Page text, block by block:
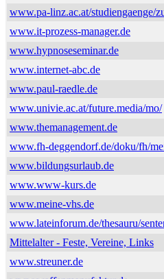
www.pa-linz.ac.at/studiengaenge/
www.it-prozess-manager.de
www.hypnoseseminar.de
www.internet-abc.de
www.paul-raedle.de
www.univie.ac.at/future.media/mo/
www.themanagement.de
www.fh-deggendorf.de/doku/fh/
www.bildungsurlaub.de
www.www-kurs.de
www.meine-vhs.de
www.lateinforum.de/thesauru/
Mittelalter - Feste, Vereine, Links
www.streuner.de